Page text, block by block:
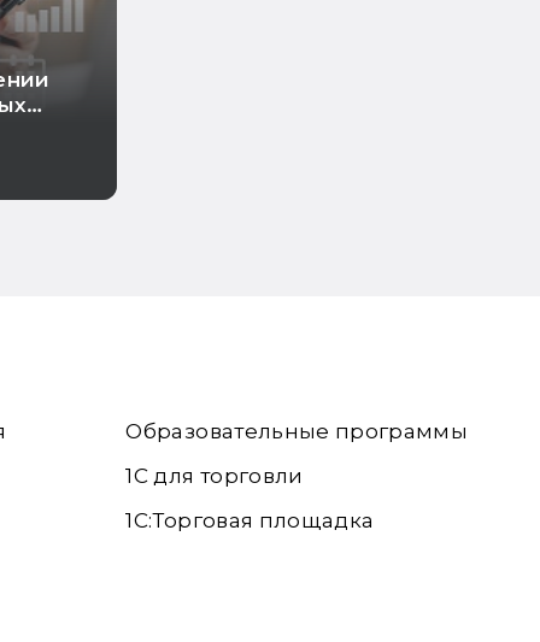
Образовательные программы
1С для торговли
1С:Торговая площадка